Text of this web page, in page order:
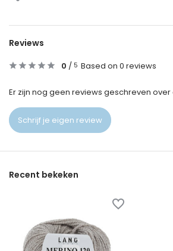
Reviews
0 / 5 Based on 0 reviews
Er zijn nog geen reviews geschreven over
Schrijf je eigen review
Recent bekeken